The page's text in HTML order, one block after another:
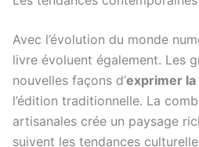
Avec l’évolution du monde
livre évoluent également. Les
nouvelles façons d’exprimer
l’édition traditionnelle. La
artisanales crée un paysage
suivent les tendances